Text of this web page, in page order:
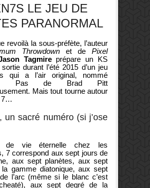
LE JEU DE
PARANORMAL
revoilà la sous-préfète, l’auteur
Throwdown et de Pixel
Tagmireprépare un KS
durant l’été 2015 d’un jeu
qui a l’air original, nommé
Pas de Brad Pitt
Mais tout tourne autour
7…
un sacré numéro (si j’ose
de vie éternelle chez les
7 correspond aux sept jours de
aux sept planètes, aux sept
gamme diatonique, aux sept
l’arc (même si le blanc c’est
aux sept degré de la